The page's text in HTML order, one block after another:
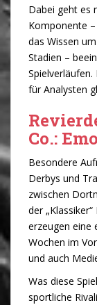
Dabei geht es
Komponente
das Wissen
Stadien –
für Analysten
Co.:
Besondere
Derbys und
zwischen
der
erzeugen eine
Wochen im
und auch
Was diese
sportliche